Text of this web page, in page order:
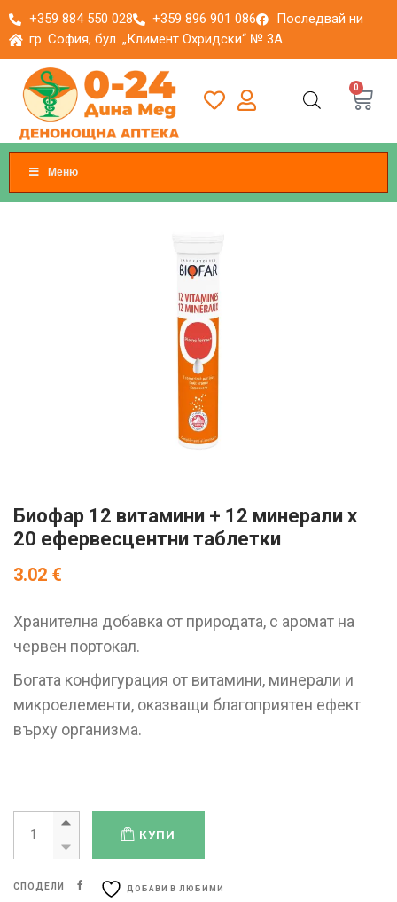
+359 884 550 028 +359 896 901 086
Последвай ни
гр. София, бул. „Климент Охридски“ № 3A
0
Меню
Биофар 12 витамини + 12 минерали х
20 ефервесцентни таблетки
3.02 €
Хранителна добавка от природата, с аромат на
червен портокал.
Богата конфигурация от витамини, минерали и
микроелементи, оказващи благоприятен ефект
върху организма.
КУПИ
СПОДЕЛИ ДОБАВИ В ЛЮБИМИ